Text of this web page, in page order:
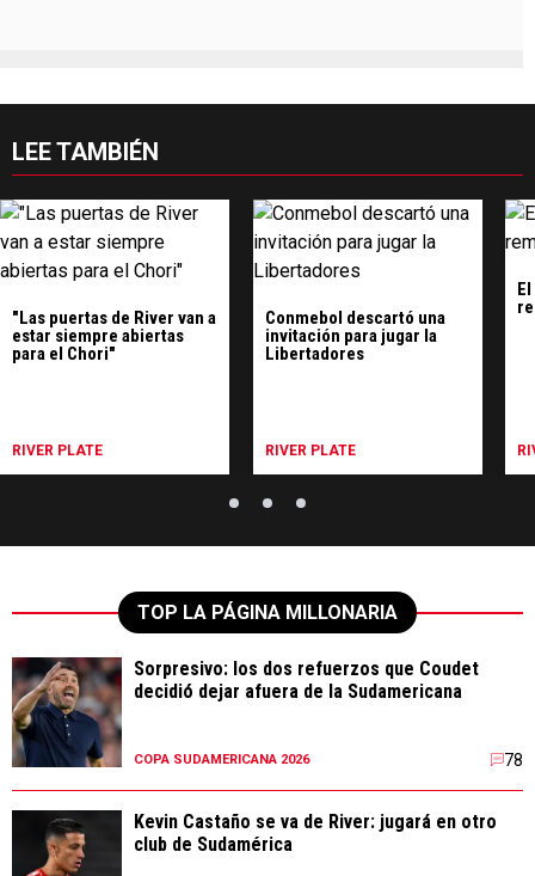
LEE TAMBIÉN
"Las puertas de River van a
estar siempre abiertas
para el Chori"
RIVER PLATE
Conmebol descartó una
invitación para jugar la
Libertadores
RIVER PLATE
TOP LA PÁGINA MILLONARIA
Sorpresivo: los dos refuerzos que Coudet
decidió dejar afuera de la Sudamericana
COPA SUDAMERICANA 2026 78
Kevin Castaño se va de River: jugará en otro
club de Sudamérica